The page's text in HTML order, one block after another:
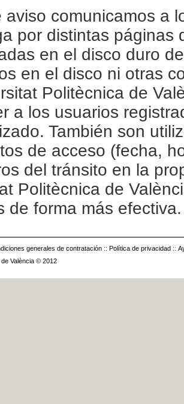
aviso comunicamos a
por distintas páginas
en el disco duro
en el disco ni otras
Politècnica de
a los usuarios
También son
de acceso (fecha,
del tránsito en la
Politècnica de
de forma más efectiva.
generales de contratación :: Política de privacidad ::
València © 2012